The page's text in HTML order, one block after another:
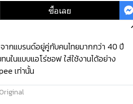
ซื้อเลย
ากแบรนด์อยู่คู่กับคนไทยมากกว่า 40 ปี
ในแบบแอโร่ซอฟ ใส่ใช้งานได้อย่าง
เท่านั้น